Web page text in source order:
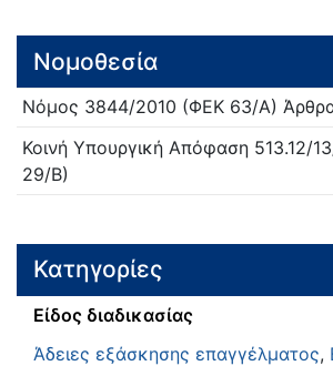
Νομοθεσία
Νόμος 3844/2010 (ΦΕΚ 63/Α)
Κοινή Υπουργική Απόφαση 513.12/
29/Β)
Κατηγορίες
Είδος διαδικασίας
Άδειες εξάσκησης επαγγέλματος,